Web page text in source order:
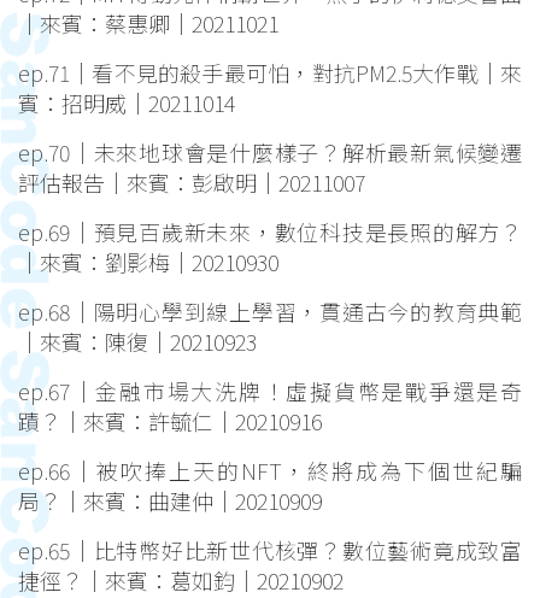
｜來賓：蔡惠卿｜20211021
ep.71｜看不見的殺手最可怕，對抗PM2.5大作戰｜來
賓：招明威｜20211014
ep.70｜未來地球會是什麼樣子？解析最新氣候變遷
評估報告｜來賓：彭啟明｜20211007
ep.69｜預見百歲新未來，數位科技是長照的解方？
｜來賓：劉影梅｜20210930
ep.68｜陽明心學到線上學習，貫通古今的教育典範
｜來賓：陳復｜20210923
ep.67｜金融市場大洗牌！虛擬貨幣是戰爭還是奇
蹟？｜來賓：許毓仁｜20210916
ep.66｜被吹捧上天的NFT，終將成為下個世紀騙
局？｜來賓：曲建仲｜20210909
ep.65｜比特幣好比新世代核彈？數位藝術竟成致富
捷徑？｜來賓：葛如鈞｜20210902